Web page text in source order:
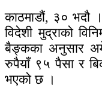
काठमाडौं, ३० भदौ
विदेशी मुद्राको
बैङ्कका अनुसार
रुपैयाँ ९५ पैसा र
भएको छ ।